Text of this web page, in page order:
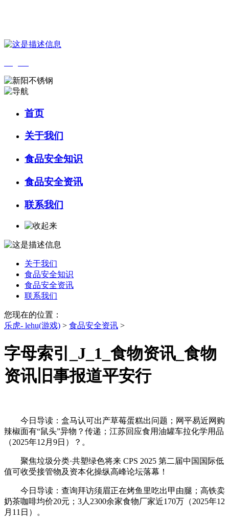
首页
关于我们
食品安全知识
食品安全资讯
联系我们
关于我们
食品安全知识
食品安全资讯
联系我们
您现在的位置：
乐虎- lehu(游戏) > 食品安全资讯 >
字母索引_J_1_食物资讯_食物
资讯旧事报道平安行
今日导读：盒马认可出产草莓蛋糕出问题；网平易近网购
辣椒面有“鼠头”异物？传递；江苏回应食用油罐车拉化学用品
（2025年12月9日）？。
聚焦垃圾分类·共塑绿色将来 CPS 2025 第二届中国国际低
值可收受接管物及资本化操纵高峰论坛落幕！
今日导读：查询拜访须眉正在烤鱼里吃出甲由腿；高铁卖
奶茶咖啡均价20元；3人2300余家食物厂家近170万（2025年12
月11日）。